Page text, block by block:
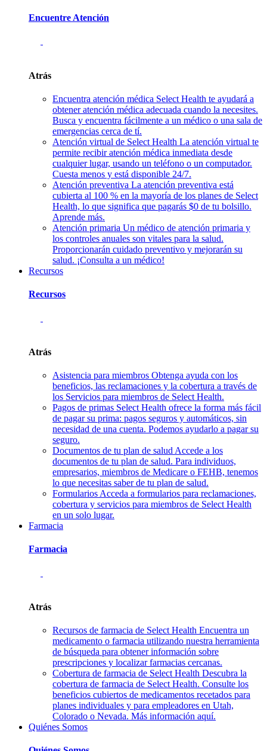
Encuentre Atención
Atrás
Encuentra atención médica Select Health te ayudará a
obtener atención médica adecuada cuando la necesites.
Busca y encuentra fácilmente a un médico o una sala de
emergencias cerca de tí.
Atención virtual de Select Health La atención virtual te
permite recibir atención médica inmediata desde
cualquier lugar, usando un teléfono o un computador.
Cuesta menos y está disponible 24/7.
Atención preventiva La atención preventiva está
cubierta al 100 % en la mayoría de los planes de Select
Health, lo que significa que pagarás $0 de tu bolsillo.
Aprende más.
Atención primaria Un médico de atención primaria y
los controles anuales son vitales para la salud.
Proporcionarán cuidado preventivo y mejorarán su
salud. ¡Consulta a un médico!
Recursos
Recursos
Atrás
Asistencia para miembros Obtenga ayuda con los
beneficios, las reclamaciones y la cobertura a través de
los Servicios para miembros de Select Health.
Pagos de primas Select Health ofrece la forma más fácil
de pagar su prima: pagos seguros y automáticos, sin
necesidad de una cuenta. Podemos ayudarlo a pagar su
seguro.
Documentos de tu plan de salud Accede a los
documentos de tu plan de salud. Para individuos,
empresarios, miembros de Medicare o FEHB, tenemos
lo que necesitas saber de tu plan de salud.
Formularios Acceda a formularios para reclamaciones,
cobertura y servicios para miembros de Select Health
en un solo lugar.
Farmacia
Farmacia
Atrás
Recursos de farmacia de Select Health Encuentra un
medicamento o farmacia utilizando nuestra herramienta
de búsqueda para obtener información sobre
prescripciones y localizar farmacias cercanas.
Cobertura de farmacia de Select Health Descubra la
cobertura de farmacia de Select Health. Consulte los
beneficios cubiertos de medicamentos recetados para
planes individuales y para empleadores en Utah,
Colorado o Nevada. Más información aquí.
Quiénes Somos